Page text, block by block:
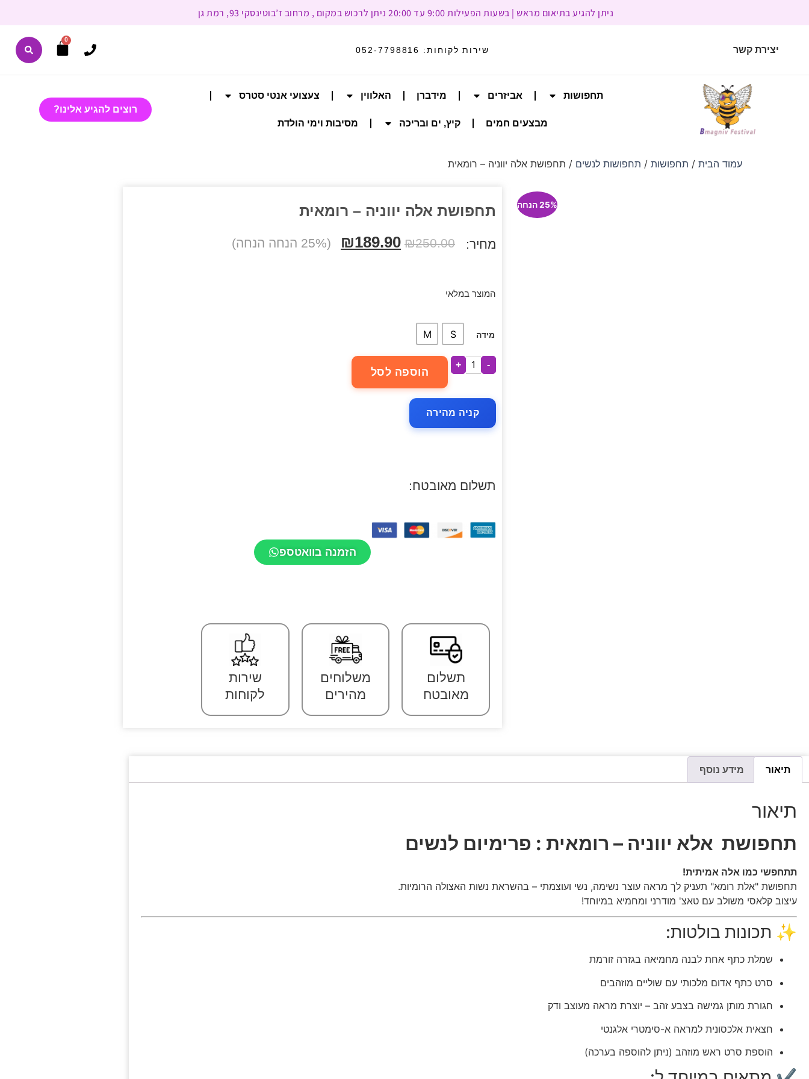
ניתן להגיע בתיאום מראש | בשעות הפעילות 9:00 עד 20:00 ניתן לרכוש במקום , מרחוב ז’בוטינסקי 93, רמת גן
יצירת קשר שירות לקוחות: 052-7798816
0
תחפושות אביזרים מידברן האלווין צעצועי אנטי סטרס
מבצעים חמים קיץ, ים ובריכה מסיבות וימי הולדת
רוצים להגיע אלינו?
עמוד הבית/ תחפושות/ תחפושות לנשים / תחפושת אלה יווניה – רומאית
25% הנחה תחפושת אלה יווניה – רומאית
מחיר: ₪250.00
₪189.90 (25% הנחה הנחה)
המוצר במלאי
מידה S
M
-
+
הוספה לסל
קניה מהירה
תשלום מאובטח:
הזמנה בוואטספ
תשלום
מאובטח
משלוחים
מהירים
שירות
לקוחות
תיאור מידע נוסף
תיאור
תחפושת אלא יווניה – רומאית : פרימיום לנשים
תתחפשי כמו אלה אמיתית!
תחפושת "אלת רומא" תעניק לך מראה עוצר נשימה, נשי ועוצמתי – בהשראת נשות האצולה הרומיות.
עיצוב קלאסי משולב עם טאצ' מודרני ומחמיא במיוחד!
✨ תכונות בולטות:
שמלת כתף אחת לבנה מחמיאה בגזרה זורמת
סרט כתף אדום מלכותי עם שוליים מוזהבים
חגורת מותן גמישה בצבע זהב – יוצרת מראה מעוצב ודק
חצאית אלכסונית למראה א-סימטרי אלגנטי
הוספת סרט ראש מוזהב (ניתן להוספה בערכה)